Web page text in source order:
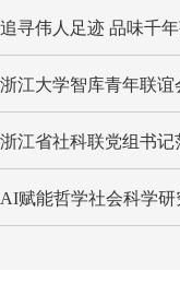
浙江大学智库青年联
浙江省社科联党组书
AI赋能哲学社会科学